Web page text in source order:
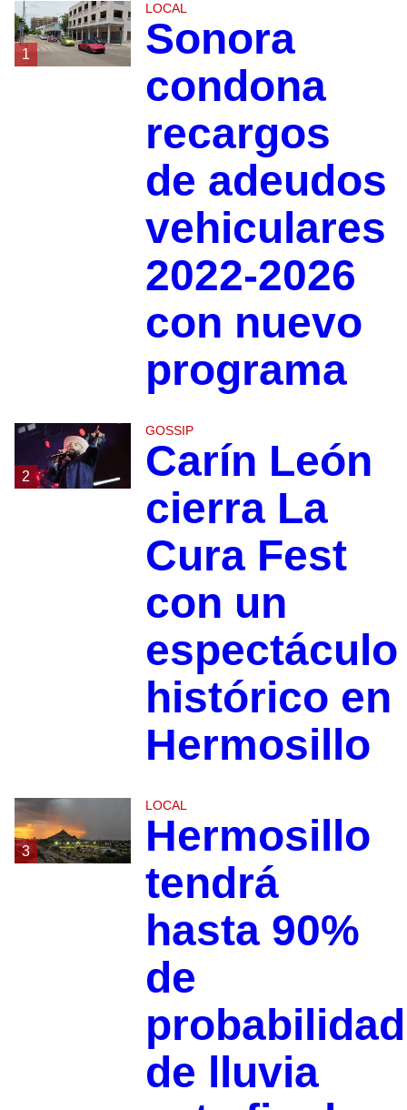
1
LOCAL
Sonora
condona
recargos
de adeudos
vehiculares
2022-2026
con nuevo
programa
2
GOSSIP
Carín León
cierra La
Cura Fest
con un
espectáculo
histórico en
Hermosillo
3
LOCAL
Hermosillo
tendrá
hasta 90%
de
probabilidad
de lluvia